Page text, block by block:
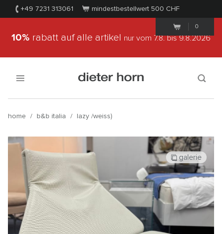
+49 7231 313061 mindestbestellwert 500 CHF
0
10% rabatt auf alle artikel nur vom 7.8.bis 9.8.2026
home / b&b italia / lazy /weiss)
galerie